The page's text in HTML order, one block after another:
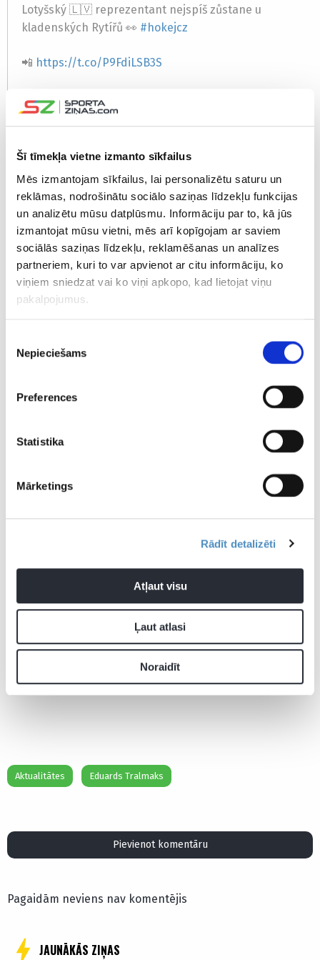
Šī tīmekļa vietne izmanto sīkfailus
Mēs izmantojam sīkfailus, lai personalizētu saturu un
reklāmas, nodrošinātu sociālo saziņas līdzekļu funkcijas
un analizētu mūsu datplūsmu. Informāciju par to, kā jūs
izmantojat mūsu vietni, mēs arī kopīgojam ar saviem
sociālās saziņas līdzekļu, reklamēšanas un analīzes
partneriem, kuri to var apvienot ar citu informāciju, ko
viņiem sniedzat vai ko viņi apkopo, kad lietojat viņu
pakalpojumus.
izvēle
Nepieciešams
Preferences
Statistika
Mārketings
Rādīt detalizēti
Atļaut visu
Ļaut atlasi
Noraidīt
Lotyšský 🇱🇻 reprezentant nejspíš zůstane u
kladenských Rytířů 👀 #hokejcz
📲 https://t.co/P9FdiLSB3S
📷: Roman Mareš
CITAS ZIŅAS NO ŠĪS KATEGORIJAS
Daugavpils atgriežas
“Optibet” hokeja līgā
komandām
izsakās
Aktualitātes Eduards Tralmaks
Pievienot komentāru
Pagaidām neviens nav komentējis
JAUNĀKĀS ZIŅAS